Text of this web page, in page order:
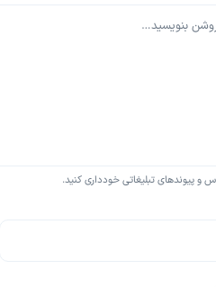
و پیوندهای تبلیغاتی خودداری کنید.